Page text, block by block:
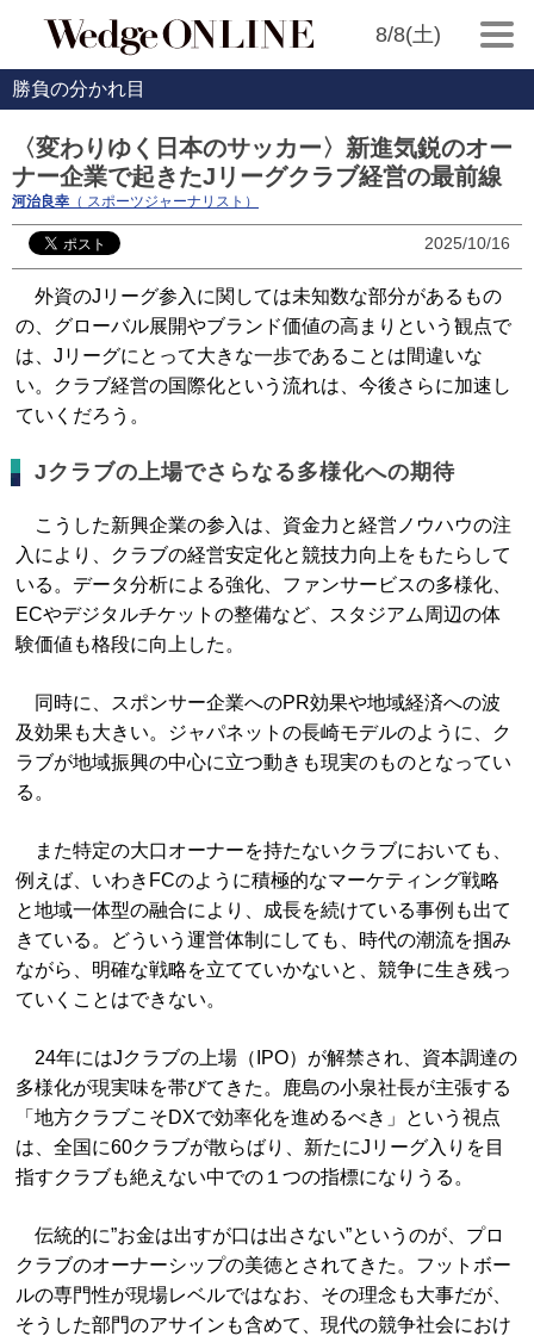
8/8(土)
勝負の分かれ目
〈変わりゆく日本のサッカー〉新進気鋭のオー
ナー企業で起きたJリーグクラブ経営の最前線
河治良幸 （ スポーツジャーナリスト）
2025/10/16
外資のJリーグ参入に関しては未知数な部分があるもの
の、グローバル展開やブランド価値の高まりという観点で
は、Jリーグにとって大きな一歩であることは間違いな
い。クラブ経営の国際化という流れは、今後さらに加速し
ていくだろう。
Jクラブの上場でさらなる多様化への期待
こうした新興企業の参入は、資金力と経営ノウハウの注
入により、クラブの経営安定化と競技力向上をもたらして
いる。データ分析による強化、ファンサービスの多様化、
ECやデジタルチケットの整備など、スタジアム周辺の体
験価値も格段に向上した。
同時に、スポンサー企業へのPR効果や地域経済への波
及効果も大きい。ジャパネットの長崎モデルのように、ク
ラブが地域振興の中心に立つ動きも現実のものとなってい
る。
また特定の大口オーナーを持たないクラブにおいても、
例えば、いわきFCのように積極的なマーケティング戦略
と地域一体型の融合により、成長を続けている事例も出て
きている。どういう運営体制にしても、時代の潮流を掴み
ながら、明確な戦略を立てていかないと、競争に生き残っ
ていくことはできない。
24年にはJクラブの上場（IPO）が解禁され、資本調達の
多様化が現実味を帯びてきた。鹿島の小泉社長が主張する
「地方クラブこそDXで効率化を進めるべき」という視点
は、全国に60クラブが散らばり、新たにJリーグ入りを目
指すクラブも絶えない中での１つの指標になりうる。
伝統的に”お金は出すが口は出さない”というのが、プロ
クラブのオーナーシップの美徳とされてきた。フットボー
ルの専門性が現場レベルではなお、その理念も大事だが、
そうした部門のアサインも含めて、現代の競争社会におけ